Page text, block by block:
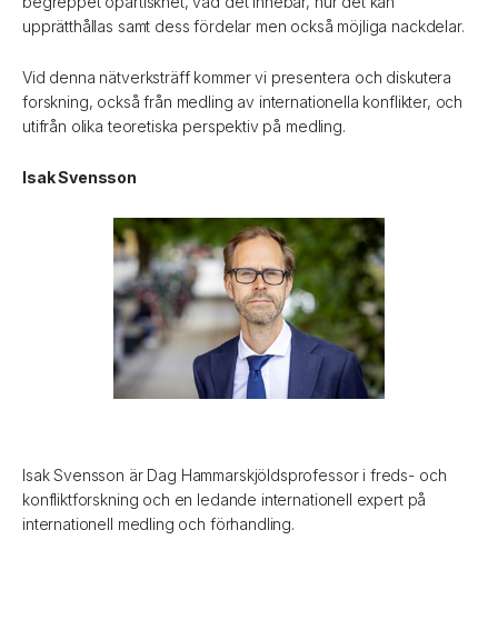
upprätthållas samt dess fördelar men också möjliga nackdelar.
Vid denna nätverksträff kommer vi presentera och diskutera
forskning, också från medling av internationella konflikter, och
utifrån olika teoretiska perspektiv på medling.
Isak Svensson
Isak Svensson är Dag Hammarskjöldsprofessor i freds- och
konfliktforskning och en ledande internationell expert på
internationell medling och förhandling.